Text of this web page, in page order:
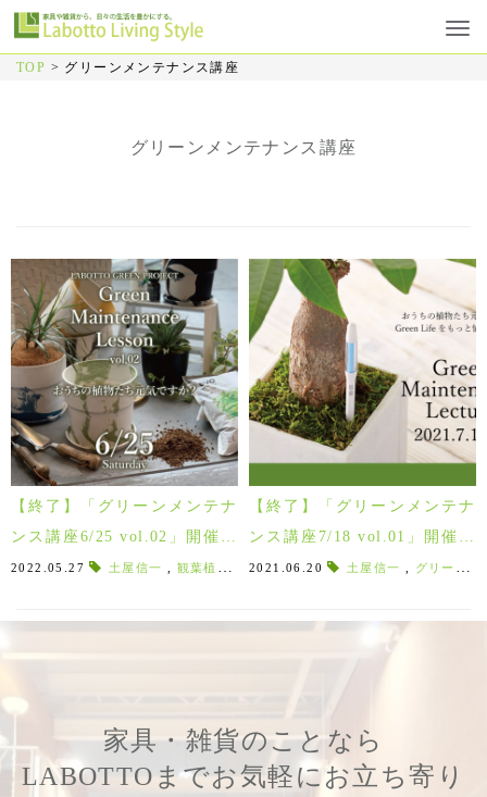
TOP > グリーンメンテナンス講座
グリーンメンテナンス講座
【終了】「グリーンメンテナ
ンス講座6/25 vol.02」開催！
植替えや剪定も実践しながら
2022.05.27 土屋信一 観葉植物のメンテナンス , グリーンメンテナンス
【終了】「グリーンメンテナ
ンス講座7/18 vol.01」開催！
初心者も安心◎観葉植物の水
2021.06.20 土屋信一 グリーンメンテナンス講座
家具・雑貨のことなら
LABOTTOまでお気軽にお立ち寄り